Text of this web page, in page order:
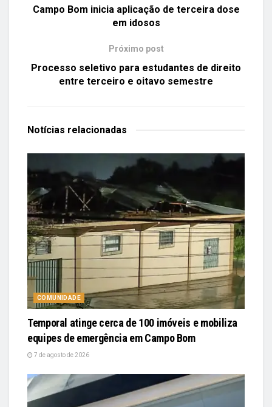
Campo Bom inicia aplicação de terceira dose
em idosos
Próximo post
Processo seletivo para estudantes de direito
entre terceiro e oitavo semestre
Notícias relacionadas
COMUNIDADE
Temporal atinge cerca de 100 imóveis e mobiliza
equipes de emergência em Campo Bom
7 de agosto de 2026